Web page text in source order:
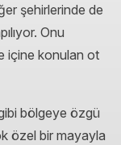
şehirlerinde de
Onu
içine konulan ot
bölgeye özgü
özel bir mayayla